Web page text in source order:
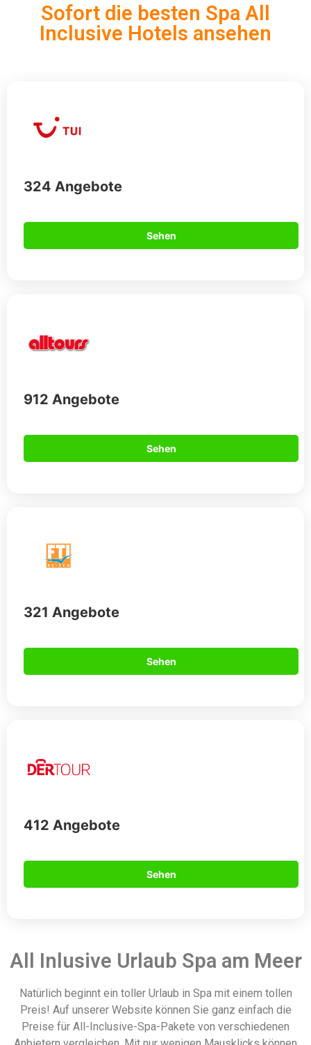
Sofort die besten Spa All
Inclusive Hotels ansehen
324 Angebote
Sehen
912 Angebote
Sehen
321 Angebote
Sehen
412 Angebote
Sehen
All Inlusive Urlaub Spa am Meer
Natürlich beginnt ein toller Urlaub in Spa mit einem tollen
Preis! Auf unserer Website können Sie ganz einfach die
Preise für All-Inclusive-Spa-Pakete von verschiedenen